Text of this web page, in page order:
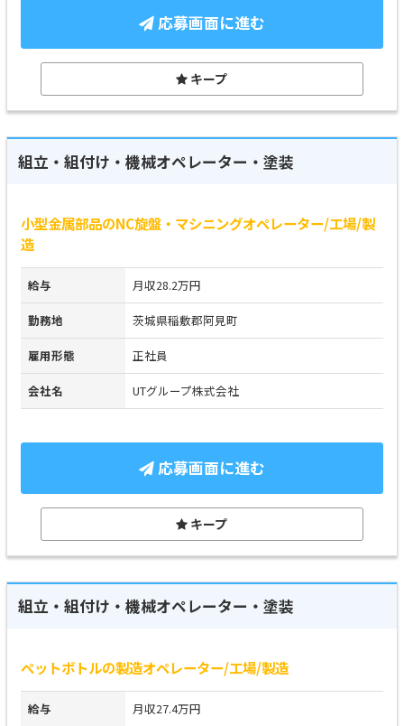
応募画面に進む
キープ
組立・組付け・機械オペレーター・塗装
小型金属部品のNC旋盤・マシニングオペレーター/工場/製
造
給与 月収28.2万円
勤務地 茨城県稲敷郡阿見町
雇用形態 正社員
会社名 UTグループ株式会社
応募画面に進む
キープ
組立・組付け・機械オペレーター・塗装
ペットボトルの製造オペレーター/工場/製造
給与 月収27.4万円